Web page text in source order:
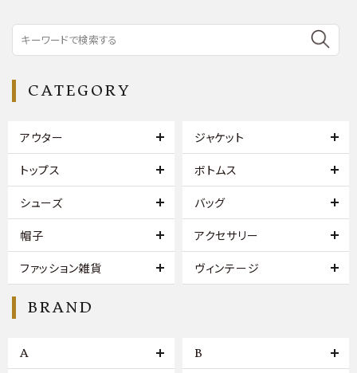
CATEGORY
アウター ジャケット
トップス ボトムス
シューズ バッグ
帽子 アクセサリー
ファッション雑貨 ヴィンテージ
BRAND
A B